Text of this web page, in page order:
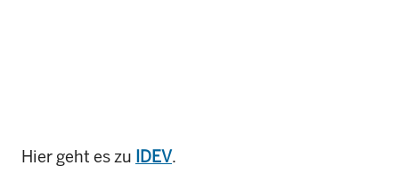
Hier geht es zu IDEV.